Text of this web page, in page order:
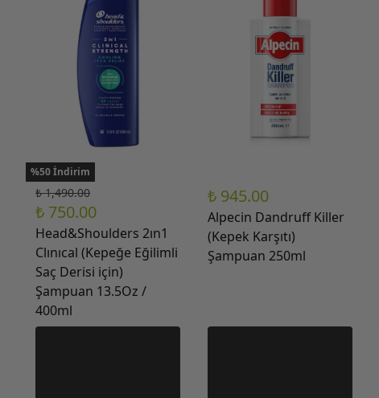
%50 İndirim
₺ 1,490.00
₺ 750.00
Head&Shoulders 2ın1
Clınıcal (Kepeğe Eğilimli
Saç Derisi için)
Şampuan 13.5Oz /
400ml
₺ 945.00
Alpecin Dandruff Killer
(Kepek Karşıtı)
Şampuan 250ml